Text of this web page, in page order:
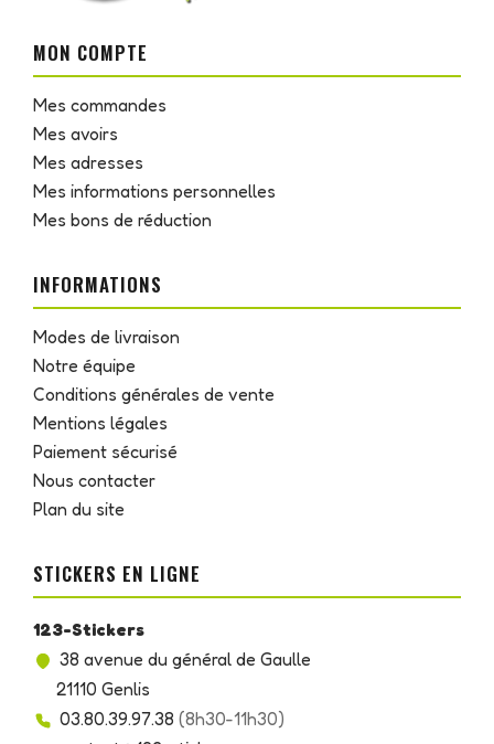
MON COMPTE
Mes commandes
Mes avoirs
Mes adresses
Mes informations personnelles
Mes bons de réduction
INFORMATIONS
Modes de livraison
Notre équipe
Conditions générales de vente
Mentions légales
Paiement sécurisé
Nous contacter
Plan du site
STICKERS EN LIGNE
123-Stickers
38 avenue du général de Gaulle
21110 Genlis
03.80.39.97.38 (8h30-11h30)